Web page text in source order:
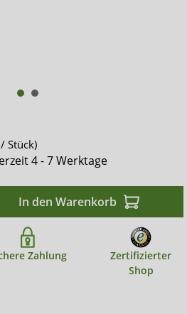
Stück)
4 - 7 Werktage
In den Warenkorb
Zahlung
Zertifizierter
Shop